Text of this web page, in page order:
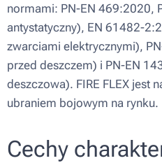
normami: PN-EN 469:2020,
antystatyczny), EN 61482-
zwarciami elektrycznymi),
przed deszczem) i PN-EN
deszczowa). FIRE FLEX jest
ubraniem bojowym na rynku.
Cechy